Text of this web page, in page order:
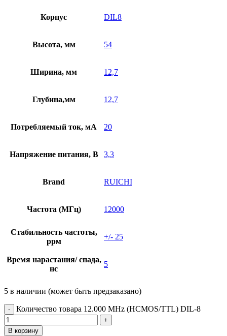
Корпус DIL8
Высота, мм 54
Ширина, мм 12,7
Глубина,мм 12,7
Потребляемый ток, мА 20
Напряжение питания, В 3,3
Brand RUICHI
Частота (МГц) 12000
Стабильность частоты,
ррм
+/- 25
Время нарастания/ спада,
нс
5
5 в наличии (может быть предзаказано)
Количество товара 12.000 MHz (HCMOS/TTL) DIL-8
В корзину